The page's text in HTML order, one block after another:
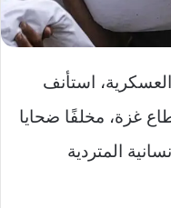
استأنف
غزة، مخلفًا ضحايا
المتردية